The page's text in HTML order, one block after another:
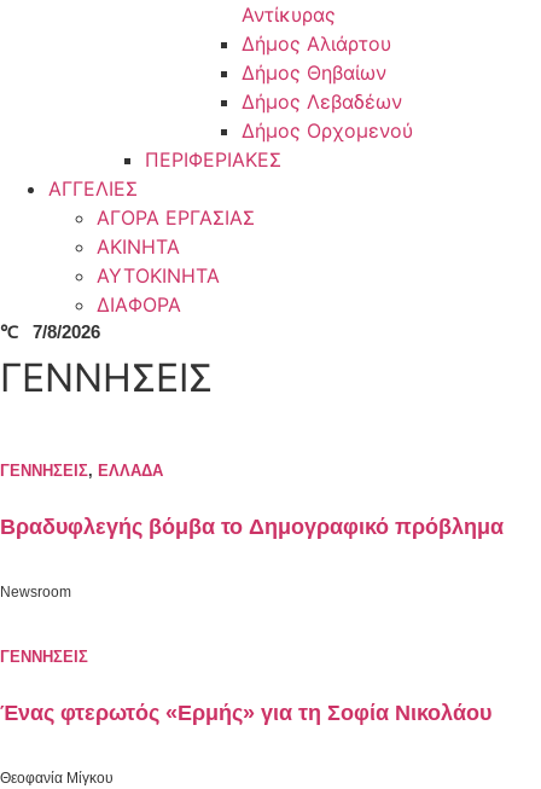
Αντίκυρας
Δήμος Αλιάρτου
Δήμος Θηβαίων
Δήμος Λεβαδέων
Δήμος Ορχομενού
ΠΕΡΙΦΕΡΙΑΚΕΣ
ΑΓΓΕΛΙΕΣ
ΑΓΟΡΑ ΕΡΓΑΣΙΑΣ
ΑΚΙΝΗΤΑ
ΑΥΤΟΚΙΝΗΤΑ
ΔΙΑΦΟΡΑ
℃ 7/8/2026
ΓΕΝΝΗΣΕΙΣ
ΓΕΝΝΗΣΕΙΣ, ΕΛΛΑΔΑ
Bραδυφλεγής βόμβα το Δημογραφικό πρόβλημα
Newsroom
ΓΕΝΝΗΣΕΙΣ
Ένας φτερωτός «Ερμής» για τη Σοφία Νικολάου
Θεοφανία Μίγκου